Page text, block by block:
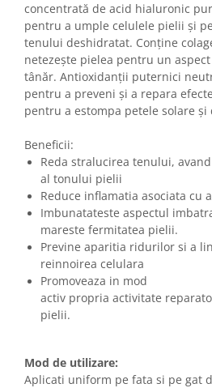
concentrată de acid hialuronic
pentru a umple celulele pielii și
tenului deshidratat. Conține
netezește pielea pentru un
tânăr. Antioxidanții puternici
pentru a preveni și a repara
pentru a estompa petele solare și
Beneficii:
Reda stralucirea tenului,
al tonului pielii
Reduce inflamatia asociata cu
Imbunatateste aspectul
mareste fermitatea pielii.
Previne aparitia ridurilor si a
reinnoirea celulara
Promoveaza in mod
activ propria activitate
pielii.
Mod de utilizare:
Aplicati uniform pe fata si pe gat